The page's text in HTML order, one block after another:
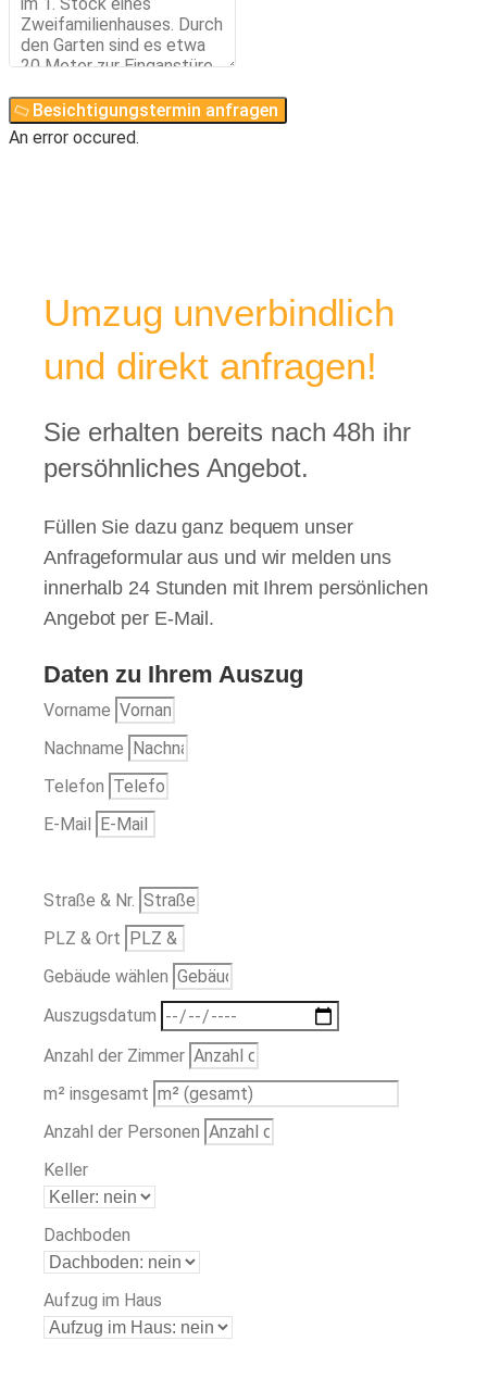
Besichtigungstermin anfragen
An error occured.
Umzug unverbindlich
und direkt anfragen!
Sie erhalten bereits nach 48h ihr
persöhnliches Angebot.
Füllen Sie dazu ganz bequem unser
Anfrageformular aus und wir melden uns
innerhalb 24 Stunden mit Ihrem persönlichen
Angebot per E-Mail.
Daten zu Ihrem Auszug
Vorname
Nachname
Telefon
E-Mail
Straße & Nr.
PLZ & Ort
Gebäude wählen
Auszugsdatum
Anzahl der Zimmer
m² insgesamt
Anzahl der Personen
Keller
Dachboden
Aufzug im Haus